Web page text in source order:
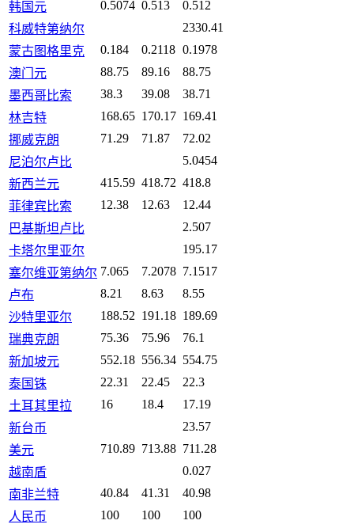
韩国元 0.5074 0.513
0.512
科威特第纳尔
2330.41
蒙古图格里克
0.184 0.2118 0.1978
澳门元
88.75 89.16
88.75
墨西哥比索
38.3 39.08
38.71
林吉特
168.65 170.17 169.41
挪威克朗
71.29 71.87
72.02
尼泊尔卢比
5.0454
新西兰元
415.59 418.72 418.8
菲律宾比索
12.38 12.63
12.44
巴基斯坦卢比
2.507
卡塔尔里亚尔
195.17
塞尔维亚第纳尔 7.065 7.2078 7.1517
卢布
8.21 8.63
8.55
沙特里亚尔
188.52 191.18 189.69
瑞典克朗
75.36 75.96
76.1
新加坡元
552.18 556.34 554.75
泰国铢
22.31 22.45
22.3
土耳其里拉
16 18.4
17.19
新台币
23.57
美元
710.89 713.88 711.28
越南盾
0.027
南非兰特
40.84 41.31
40.98
人民币
100 100 100